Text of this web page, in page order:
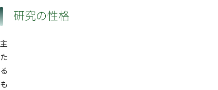
研究の性格
主
た
る
も